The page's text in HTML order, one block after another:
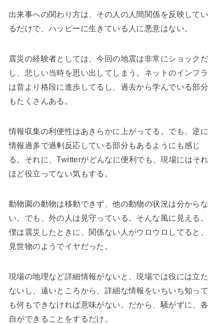
出来事への関わり方は、その人の人間関係を反映してい
るだけで、ハッピーに生きている人に悪意はない。
震災の経験者としては、今回の地震は非常にショックだ
し、悲しい当時を思い出してしまう。ネットのインフラ
は昔より格段に進歩してるし、過去から学んでいる部分
もたくさんある。
情報収集の利便性はあきらかに上がってる。でも、逆に
情報過多で過剰反応している部分もあるようにも感じ
る。それに、Twitterがどんなに便利でも、現場にはそれ
ほど役立ってない気もする。
動物園の動物は移動できず、他の動物の状況は分からな
い。でも、外の人は見守っている。そんな風に見える。
僕は震災したときに、関係ない人がウロウロしてると、
見世物のようでイヤだった。
現場の地理など詳細情報がないと、現場では役には立た
ないし、遠いところから、詳細な情報をいちいち知って
も何もできなければ意味がない。だから、騒がずに、各
自ができることをするだけ。